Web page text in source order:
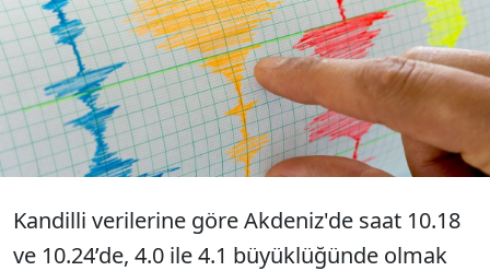
Rasathanesi verilerine göre merkez üssü Girit
adası olan depremlerin derinliği 5 km olarak
belirlendi. Son depremler hakkındaki tüm bilgiler
Kandilli Rasathanesi ve AFAD tarafından
paylaşılmaya devam ediyor.
Kandilli verilerine göre Akdeniz'de saat 10.18
ve 10.24’de, 4.0 ile 4.1 büyüklüğünde olmak